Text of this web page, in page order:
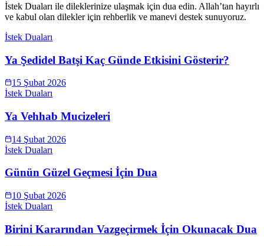
İstek Duaları ile dileklerinize ulaşmak için dua edin. Allah’tan hayırlı
ve kabul olan dilekler için rehberlik ve manevi destek sunuyoruz.
İstek Duaları
Ya Şedidel Batşi Kaç Günde Etkisini Gösterir?
15 Şubat 2026
İstek Duaları
Ya Vehhab Mucizeleri
14 Şubat 2026
İstek Duaları
Günün Güzel Geçmesi İçin Dua
10 Şubat 2026
İstek Duaları
Birini Kararından Vazgeçirmek İçin Okunacak Dua